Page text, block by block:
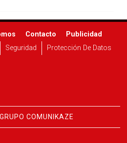
Contacto
Publicidad
Seguridad Protección De Datos
COMUNIKAZE